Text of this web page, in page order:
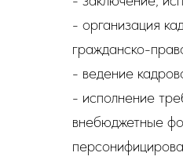
- организация
гражданско-
- ведение
- исполнение
внебюджетные